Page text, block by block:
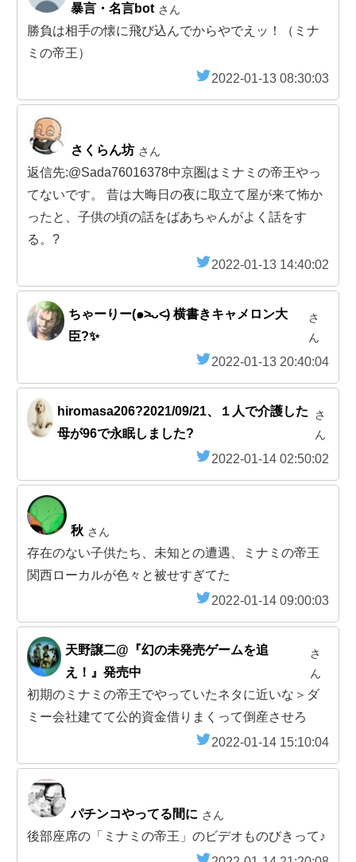
暴言・名言bot さん
勝負は相手の懐に飛び込んでからやでえッ！（ミナ
ミの帝王）
2022-01-13 08:30:03
さくらん坊 さん
返信先:@Sada76016378中京圏はミナミの帝王やっ
てないです。 昔は大晦日の夜に取立て屋が来て怖か
ったと、子供の頃の話をばあちゃんがよく話をす
る。?
2022-01-13 14:40:02
ちゃーりー(๑˃̵ᴗ˂̵) 横書きキャメロン大
臣?✨
さ
ん
2022-01-13 20:40:04
hiromasa206?2021/09/21、１人で介護した
母が96で永眠しました?
さ
ん
2022-01-14 02:50:02
秋 さん
存在のない子供たち、未知との遭遇、ミナミの帝王
関西ローカルが色々と被せすぎてた
2022-01-14 09:00:03
天野譲二@『幻の未発売ゲームを追
え！』発売中
さ
ん
初期のミナミの帝王でやっていたネタに近いな＞ダ
ミー会社建てて公的資金借りまくって倒産させろ
2022-01-14 15:10:04
パチンコやってる間に さん
後部座席の「ミナミの帝王」のビデオものびきって♪